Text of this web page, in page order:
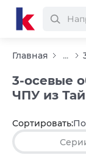
Главная ...
3-осевые
ЧПУ из
Сортировать: